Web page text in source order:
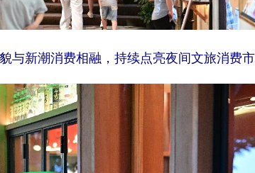
与新潮消费相融，持续点亮夜间文旅消费市